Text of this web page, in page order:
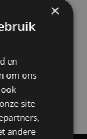
van 12,8 kWh
net zo goedkoop
×
en
om ons
site
andere